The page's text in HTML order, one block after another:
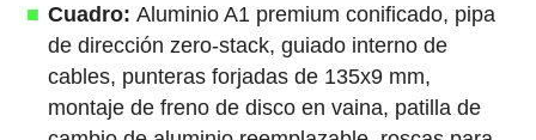
Cuadro: Aluminio A1 premium conificado, pipa
de dirección zero-stack, guiado interno de
cables, punteras forjadas de 135x9 mm,
montaje de freno de disco en vaina, patilla de